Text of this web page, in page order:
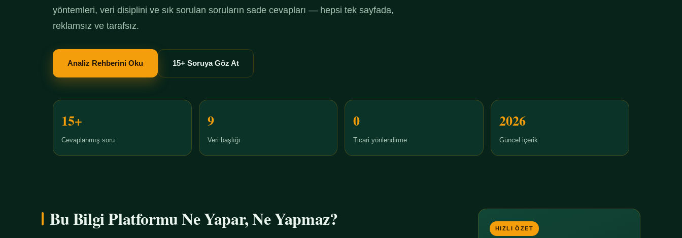
yöntemleri, veri disiplini ve sık sorulan soruların sade cevapları — hepsi tek sayfada,
reklamsız ve tarafsız.
Analiz Rehberini Oku 15+ Soruya Göz At
15+
Cevaplanmış soru
9
Veri başlığı
0
Ticari yönlendirme
2026
Güncel içerik
Bu Bilgi Platformu Ne Yapar, Ne Yapmaz? HIZLI ÖZET